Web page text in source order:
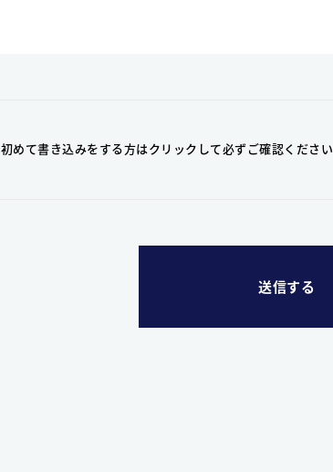
初めて書き込みをする方はクリックして必ずご確認ください